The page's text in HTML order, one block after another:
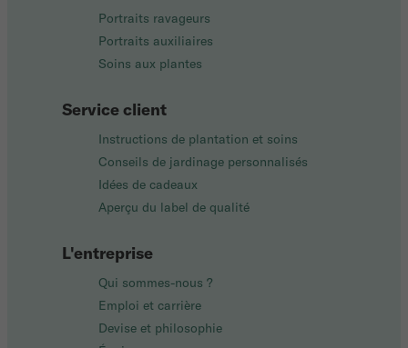
Portraits ravageurs
Portraits auxiliaires
Soins aux plantes
Service client
Instructions de plantation et soins
Conseils de jardinage personnalisés
Idées de cadeaux
Aperçu du label de qualité
L'entreprise
Qui sommes-nous ?
Emploi et carrière
Devise et philosophie